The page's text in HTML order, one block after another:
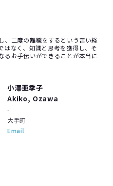
、二度の離職をするという苦い経
はなく、知識と思考を獲得し、そ
るお手伝いができることが本当に
小澤亜季子
Akiko, Ozawa
-
大手町
Email